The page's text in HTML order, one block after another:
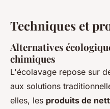
Techniques et
Alternatives
chimiques
L'écolavage repose sur
aux solutions
elles, les produits de